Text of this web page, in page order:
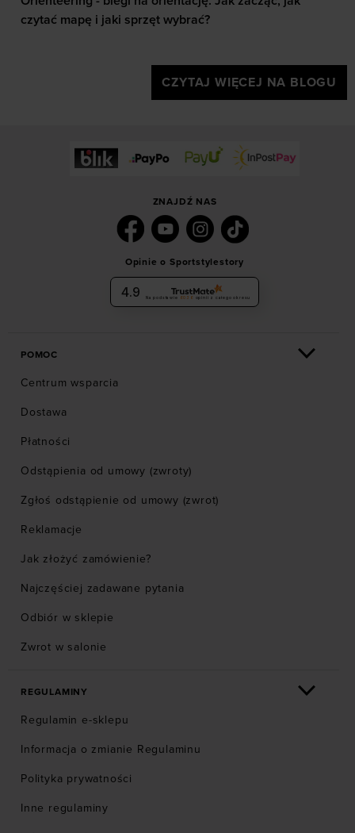
czytać mapę i jaki sprzęt wybrać?
CZYTAJ WIĘCEJ NA BLOGU
ZNAJDŹ NAS
Opinie o Sportstylestory
4.9 Na podstawie 6036 opinii z całego okresu
POMOC
Centrum wsparcia
Dostawa
Płatności
Odstąpienia od umowy (zwroty)
Zgłoś odstąpienie od umowy (zwrot)
Reklamacje
Jak złożyć zamówienie?
Najczęściej zadawane pytania
Odbiór w sklepie
Zwrot w salonie
REGULAMINY
Regulamin e-sklepu
Informacja o zmianie Regulaminu
Polityka prywatności
Inne regulaminy